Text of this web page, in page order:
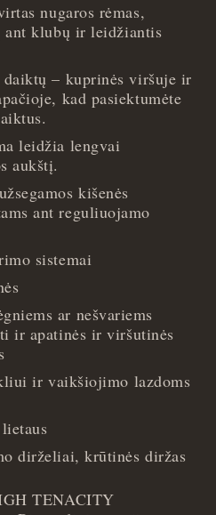
nugaros rėmas,
ant klubų ir leidžiantis
– kuprinės viršuje ir
kad pasiektumėte
leidžia lengvai
aukštį.
kišenės
ant reguliuojamo
sistemai
ar nešvariems
ir apatinės ir viršutinės
ir vaikšiojimo lazdoms
dirželiai, krūtinės diržas
TENACITY